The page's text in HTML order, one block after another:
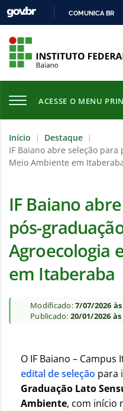
COMUNICA BR
ACESSE O MENU
Início | Destaque |
IF Baiano abre seleção
Meio Ambiente em
IF Baiano
pós-
Agroecologia
em Itaberaba
Modificado:7/07/2026
Publicado: 20/01/2026
O IF Baiano –
edital de seleção para
Graduação Lato
Ambiente, com início